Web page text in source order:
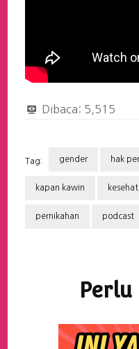
Dibaca: 5,515
Tag: gender hak
kapan kawin
pernikahan podcast
Perlu